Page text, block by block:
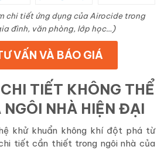
chi tiết ứng dụng của Airocide trong
đình, văn phòng, lớp học…)
VẤN VÀ BÁO GIÁ
TIẾT KHÔNG THỂ
NGÔI NHÀ HIỆN ĐẠI
khử khuẩn không khí đột phá từ
tiết cần thiết trong ngôi nhà của